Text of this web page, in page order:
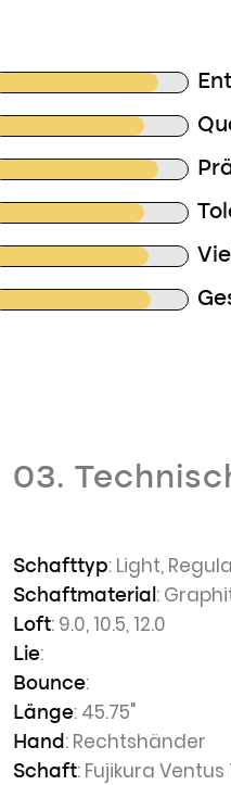
03.
Schafttyp: Light,
Schaftmaterial :
Loft: 9.0, 10.5, 12.0
Lie:
Bounce:
Länge: 45.75"
Hand : Rechtshänder
Schaft: Fujikura Ventus